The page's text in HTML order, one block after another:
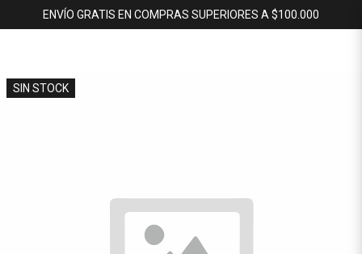
ENVÍO GRATIS EN COMPRAS SUPERIORES A $100.000
SIN STOCK